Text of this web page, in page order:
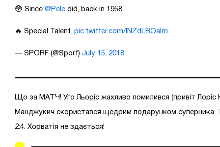
😳 Since @Pele did, back in 1958.
🔥 Special Talent. pic.twitter.com/INZdLBOalm
— SPORF (@Sporf) July 15, 2018
Що за МАТЧ! Уго Льоріс жахливо помилився (привіт Лоріс
Манджукич скористався щедрим подарунком суперника.
2:4. Хорватія не здається!